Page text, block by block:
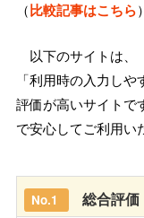
（比較記事はこちら
以下のサイトは、
「利用時の入力し
評価が高いサイトで
で安心してご利用い